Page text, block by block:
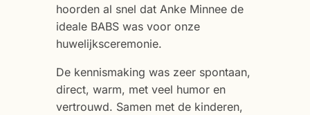
hoorden al snel dat Anke Minnee de
ideale BABS was voor onze
huwelijksceremonie.
De kennismaking was zeer spontaan,
direct, warm, met veel humor en
vertrouwd. Samen met de kinderen,